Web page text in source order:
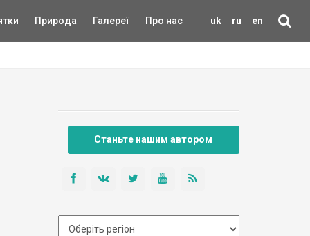
uk ru en
Природа Галереї Про нас
Станьте нашим автором